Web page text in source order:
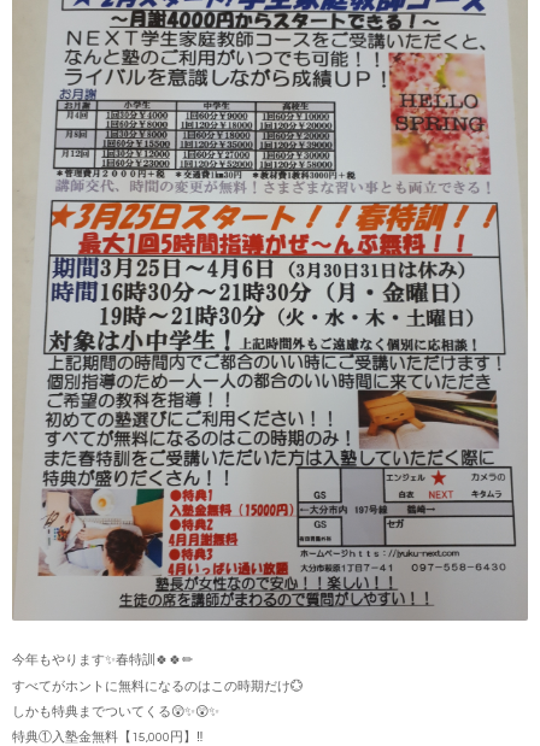
今年もやります✨春特訓🍀🍀✏
すべてがホントに無料になるのはこの時期だけ💮
しかも特典までついてくる😲✨😲✨
特典①入塾金無料【15,000円】‼️